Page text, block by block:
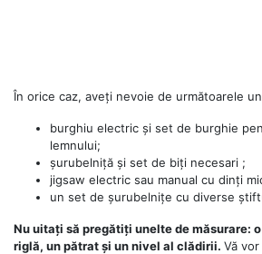
În orice caz, aveți nevoie de următoarele
burghiu electric și set de burghie
lemnului;
șurubelniță și set de biți necesari ;
jigsaw electric sau manual cu dinți
un set de șurubelnițe cu diverse
Nu uitați să pregătiți unelte de măsurare:
riglă, un pătrat și un nivel al clădirii. Vă